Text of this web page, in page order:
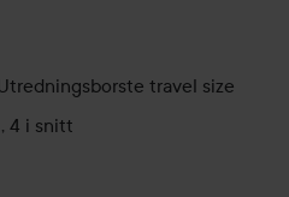
travel size
, 4 i snitt